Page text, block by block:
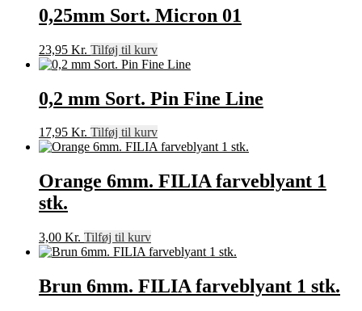
var:
59,95 Kr..39,95 Kr..
0,25mm Sort. Micron 01
23,95 Kr. Tilføj til kurv
0,2 mm Sort. Pin Fine Line
17,95 Kr. Tilføj til kurv
Orange 6mm. FILIA farveblyant 1
stk.
3,00 Kr. Tilføj til kurv
Brun 6mm. FILIA farveblyant 1 stk.